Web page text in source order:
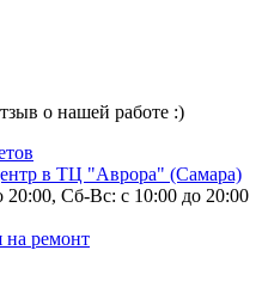
о нашей работе :)
в ТЦ "Аврора" (Самара)
Сб-Вс: с 10:00 до 20:00
на ремонт